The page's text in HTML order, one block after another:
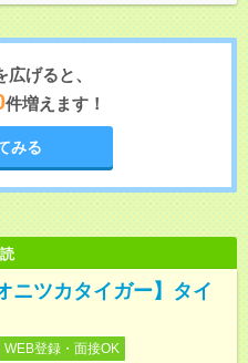
げると、
件増えます！
みる
ニツカタイガー】タイ
WEB登録・面接OK